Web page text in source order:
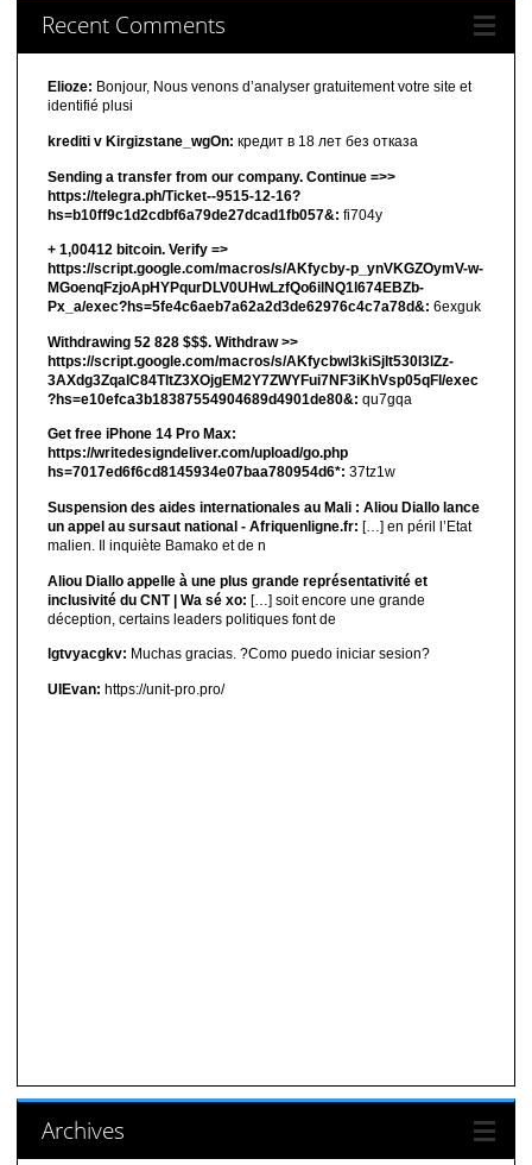
Recent Comments
Elioze: Bonjour, Nous venons d’analyser gratuitement votre site et
identifié plusi
krediti v Kirgizstane_wgOn: кредит в 18 лет без отказа
Sending a transfer from our company. Continue =>>
https://telegra.ph/Ticket--9515-12-16?
hs=b10ff9c1d2cdbf6a79de27dcad1fb057&: fi704y
+ 1,00412 bitсоin. Verify =>
https://script.google.com/macros/s/AKfycby-p_ynVKGZOymV-w-
MGoenqFzjoApHYPqurDLV0UHwLzfQo6ilNQ1l674EBZb-
Px_a/exec?hs=5fe4c6aeb7a62a2d3de62976c4c7a78d&: 6exguk
Withdrawing 52 828 $$$. Withdrаw >>
https://script.google.com/macros/s/AKfycbwl3kiSjlt530I3lZz-
3AXdg3ZqalC84TltZ3XOjgEM2Y7ZWYFui7NF3iKhVsp05qFl/exec
?hs=e10efca3b18387554904689d4901de80&: qu7gqa
Get free iPhone 14 Pro Max:
https://writedesigndeliver.com/upload/go.php
hs=7017ed6f6cd8145934e07baa780954d6*: 37tz1w
Suspension des aides internationales au Mali : Aliou Diallo lance
un appel au sursaut national - Afriquenligne.fr: […] en péril l’Etat
malien. Il inquiète Bamako et de n
Aliou Diallo appelle à une plus grande représentativité et
inclusivité du CNT | Wa sé xo: […] soit encore une grande
déception, certains leaders politiques font de
lgtvyacgkv: Muchas gracias. ?Como puedo iniciar sesion?
UIEvan: https://unit-pro.pro/
Archives